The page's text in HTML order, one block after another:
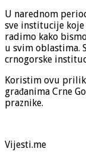
U narednom
sve institucije
radimo kako
u svim oblastima.
crnogorske
Koristim ovu
građanima Crne
praznike.
Vijesti.me